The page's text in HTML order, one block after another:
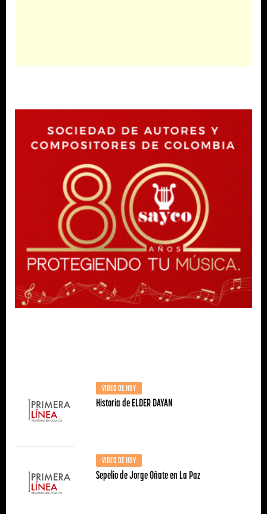
VIDEO DE HOY
Historia de ELDER DAYAN
VIDEO DE HOY
Sepelio de Jorge Oñate en La Paz